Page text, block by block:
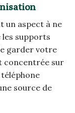
un aspect à ne
les supports
garder votre
concentrée sur
source de